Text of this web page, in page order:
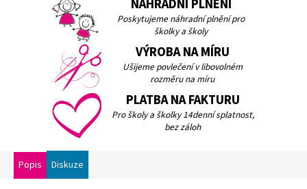
NÁHRADNÍ PLNĚNÍ
Poskytujeme náhradní plnění pro
školky a školy
VÝROBA NA MÍRU
Ušijeme povlečení v libovolném
rozměru na míru
PLATBA NA FAKTURU
Pro školy a školky 14denní splatnost,
bez záloh
Popis Diskuze